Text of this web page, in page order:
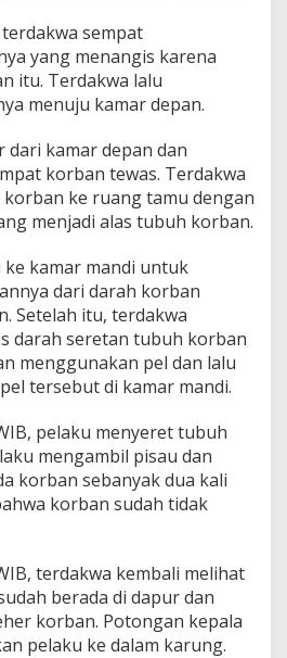
sempat
yang menangis karena
itu. Terdakwa lalu
menuju kamar depan.
dari kamar depan dan
korban tewas. Terdakwa
ke ruang tamu dengan
menjadi alas tubuh korban.
kamar mandi untuk
dari darah korban
Setelah itu, terdakwa
darah seretan tubuh korban
menggunakan pel dan lalu
tersebut di kamar mandi.
pelaku menyeret tubuh
mengambil pisau dan
korban sebanyak dua kali
korban sudah tidak
terdakwa kembali melihat
berada di dapur dan
korban. Potongan kepala
pelaku ke dalam karung.